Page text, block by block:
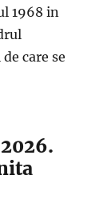
1968 in
care se